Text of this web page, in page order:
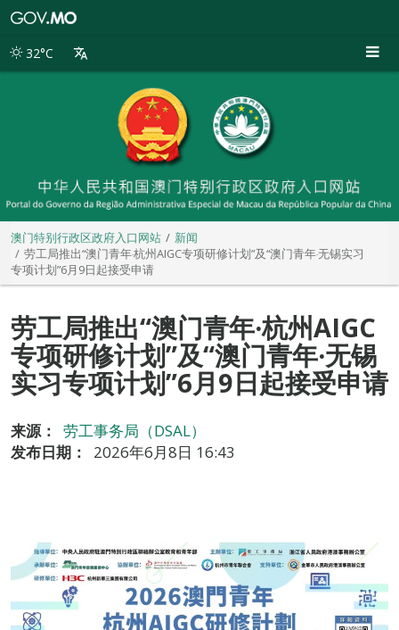
别
32°C
澳门特别行政区政府入口网站
新闻
劳工局推出“澳门青年‧杭州AIGC专项研修计划”及“澳门青年‧无锡实习
专项计划”6月9日起接受申请
劳工局推出“澳门青年‧杭州AIGC
专项研修计划”及“澳门青年‧无锡
实习专项计划”6月9日起接受申请
来源：
劳工事务局（DSAL）
发布日期：
2026年6月8日 16:43